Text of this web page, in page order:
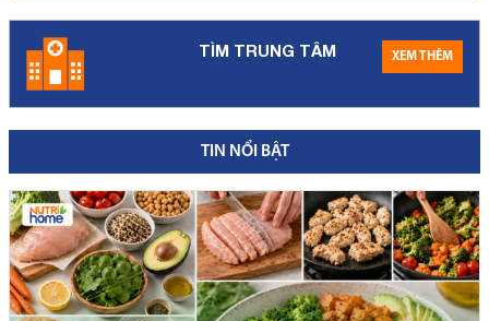
TÌM TRUNG TÂM XEM THÊM
TIN NỔI BẬT